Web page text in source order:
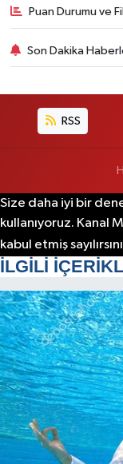
Puan Durumu ve
Son Dakika
RSS
Size daha iyi bir
kullanıyoruz. Kanal
kabul etmiş